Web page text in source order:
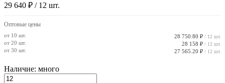
29 640 ₽ / 12 шт.
Оптовые цены
от 10 шт. 28 750.80 ₽ / 12 шт.
от 20 шт. 28 158 ₽ / 12 шт.
от 30 шт. 27 565.20 ₽ / 12 шт.
Наличие: много